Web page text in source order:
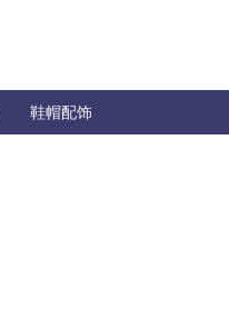
鞋帽配饰